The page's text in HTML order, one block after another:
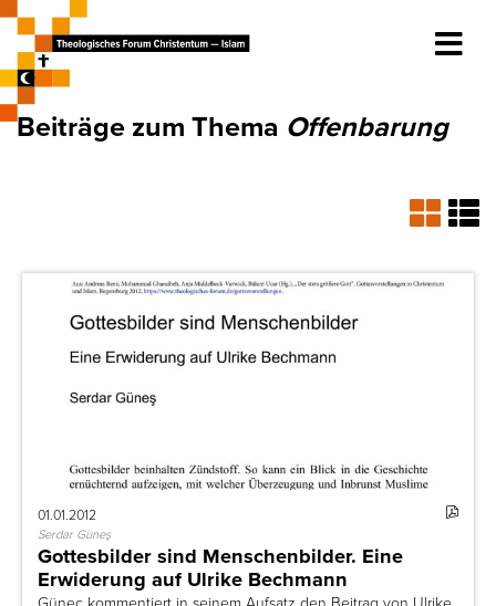
Beiträge zum Thema Offenbarung
01.01.2012
Serdar Güneş
Gottesbilder sind Menschenbilder. Eine
Erwiderung auf Ulrike Bechmann